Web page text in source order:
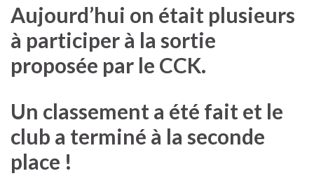
Aujourd’hui on était plusieurs
à participer à la sortie
proposée par le CCK.
Un classement a été fait et le
club a terminé à la seconde
place !